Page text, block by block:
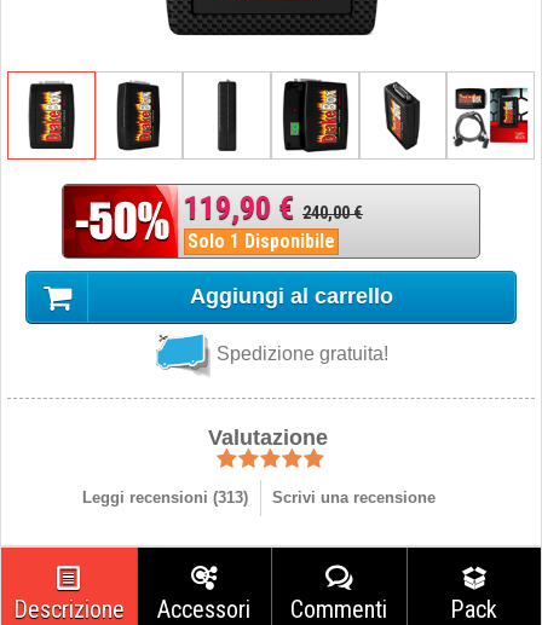
119,90 € 240,00 €
Solo 1 Disponibile
Aggiungi al carrello
Spedizione gratuita!
Valutazione
Leggi recensioni (313) Scrivi una recensione
Descrizione Accessori Commenti Pack